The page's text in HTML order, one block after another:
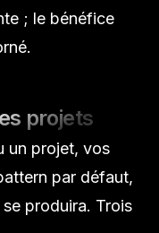
; le bénéfice
projets
un projet, vos
par défaut,
produira. Trois